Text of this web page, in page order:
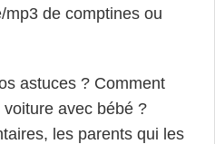
de comptines ou
astuces ? Comment
avec bébé ?
les parents qui les